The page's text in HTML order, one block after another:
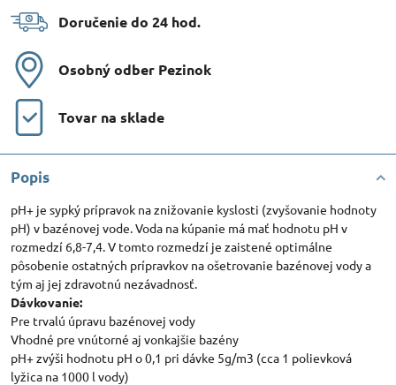
Doručenie do 24 hod​.
Osobný odber Pezinok
Tovar na sklade
Popis
pH+ je sypký prípravok na znižovanie kyslosti (zvyšovanie hodnoty
pH) v bazénovej vode. Voda na kúpanie má mať hodnotu pH v
rozmedzí 6,8-7,4. V tomto rozmedzí je zaistené optimálne
pôsobenie ostatných prípravkov na ošetrovanie bazénovej vody a
tým aj jej zdravotnú nezávadnosť.
Dávkovanie:
Pre trvalú úpravu bazénovej vody
Vhodné pre vnútorné aj vonkajšie bazény
pH+ zvýši hodnotu pH o 0,1 pri dávke 5g/m3 (cca 1 polievková
lyžica na 1000 l vody)